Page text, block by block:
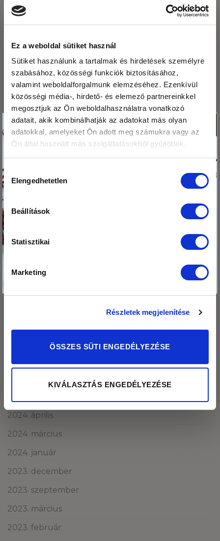
Ez a weboldal sütiket használ
Sütiket használunk a tartalmak és hirdetések személyre
szabásához, közösségi funkciók biztosításához,
valamint weboldalforgalmunk elemzéséhez. Ezenkívül
közösségi média-, hirdető- és elemező partnereinkkel
megosztjuk az Ön weboldalhasználatra vonatkozó
adatait, akik kombinálhatják az adatokat más olyan
adatokkal, amelyeket Ön adott meg számukra vagy az
Ön által használt más szolgáltatásokból gyűjtöttek.
Hozzájárulás
kiválasztása
Elengedhetetlen
Beállítások
Statisztikai
Marketing
Részletek megjelenítése
ÖSSZES SÜTI ENGEDÉLYEZÉSE
KIVÁLASZTÁS ENGEDÉLYEZÉSE
2026. augusztus
2026. június
2026. május
2026. április
2026. március
2026. február
2026. január
2025. szeptember
2025. május
2024. november
2024. szeptember
2024. április
2024. március
2024. január
2023. december
2023. szeptember
2023. március
2023. február
Tedd a kosaradba
nehogy itt
felejtsd!
Köszönjük,hogy
olvasod a blogunkat!
Ezért
megajándékozunk egy
kis csomag hibiszkusz
virág teával!